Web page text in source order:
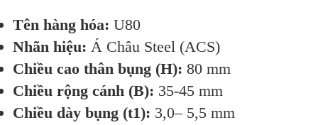
Tên hàng hóa: U80
Nhãn hiệu: Á Châu Steel (ACS)
Chiều cao thân bụng (H): 80 mm
Chiều rộng cánh (B): 35-45 mm
Chiều dày bụng (t1): 3,0– 5,5 mm